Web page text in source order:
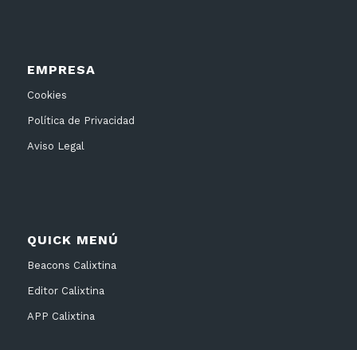
EMPRESA
Cookies
Política de Privacidad
Aviso Legal
QUICK MENÚ
Beacons Calixtina
Editor Calixtina
APP Calixtina